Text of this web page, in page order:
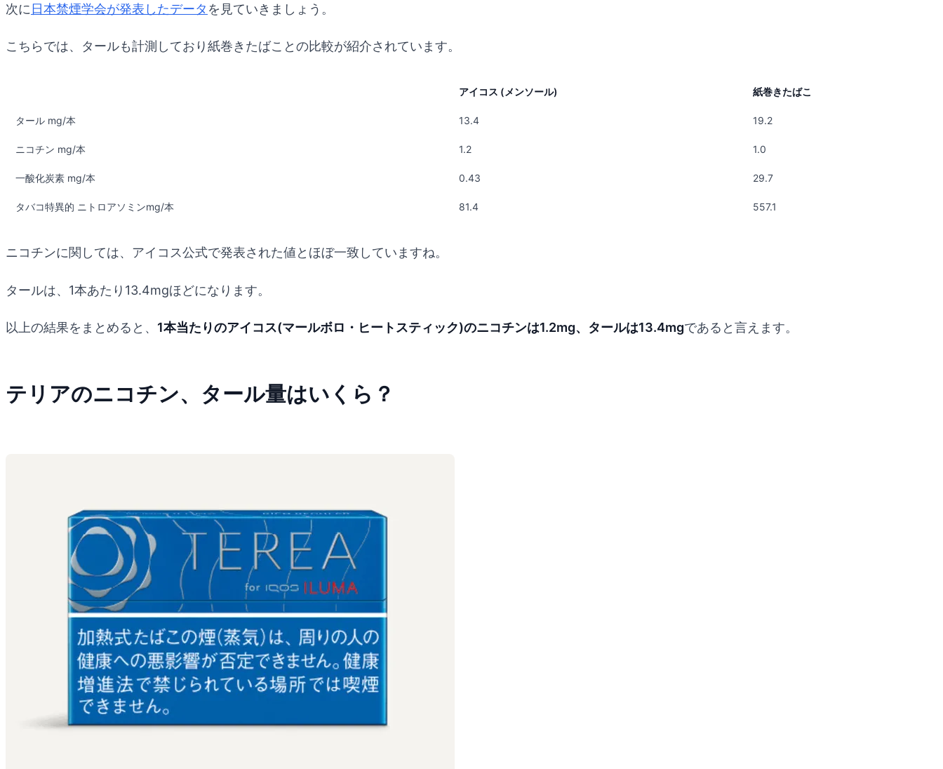
次に日本禁煙学会が発表したデータ を見ていきましょう。
こちらでは、タールも計測しており紙巻きたばことの比較が紹介されています。
アイコス (メンソール) 紙巻きたばこ
タール mg/本 13.4 19.2
ニコチン mg/本 1.2 1.0
一酸化炭素 mg/本 0.43 29.7
タバコ特異的 ニトロアソミンmg/本 81.4 557.1
ニコチンに関しては、アイコス公式で発表された値とほぼ一致していますね。
タールは、1本あたり13.4mgほどになります。
以上の結果をまとめると、 1本当たりのアイコス(マールボロ・ヒートスティック)のニコチンは1.2mg、タールは13.4mgであると言えます。
テリアのニコチン、タール量はいくら？